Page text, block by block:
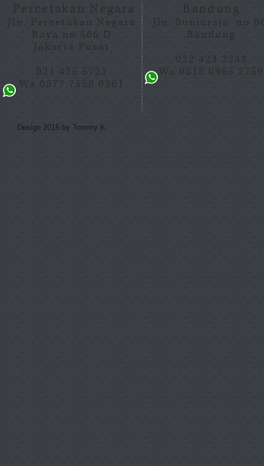
Percetakan Negara
Jln. Percetakan Negara
Raya no 566 D
Jakarta Pusat
021 425 5721
Wa 0877 7558 0361
Bandung
Jln. Suniaraja no
Bandung
022 423 2243
Wa 0818 0965 2759
Design 2015 by Tommy K.